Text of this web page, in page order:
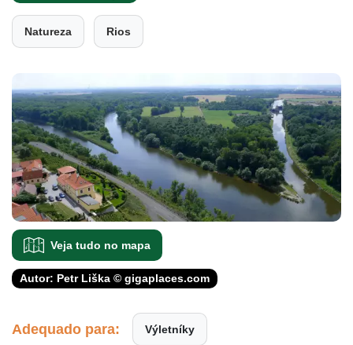
Natureza Rios
Veja tudo no mapa
Autor: Petr Liška © gigaplaces.com
Adequado para: Výletníky